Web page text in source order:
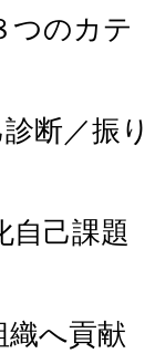
つのカテ
断／振り
自己課題
織へ貢献